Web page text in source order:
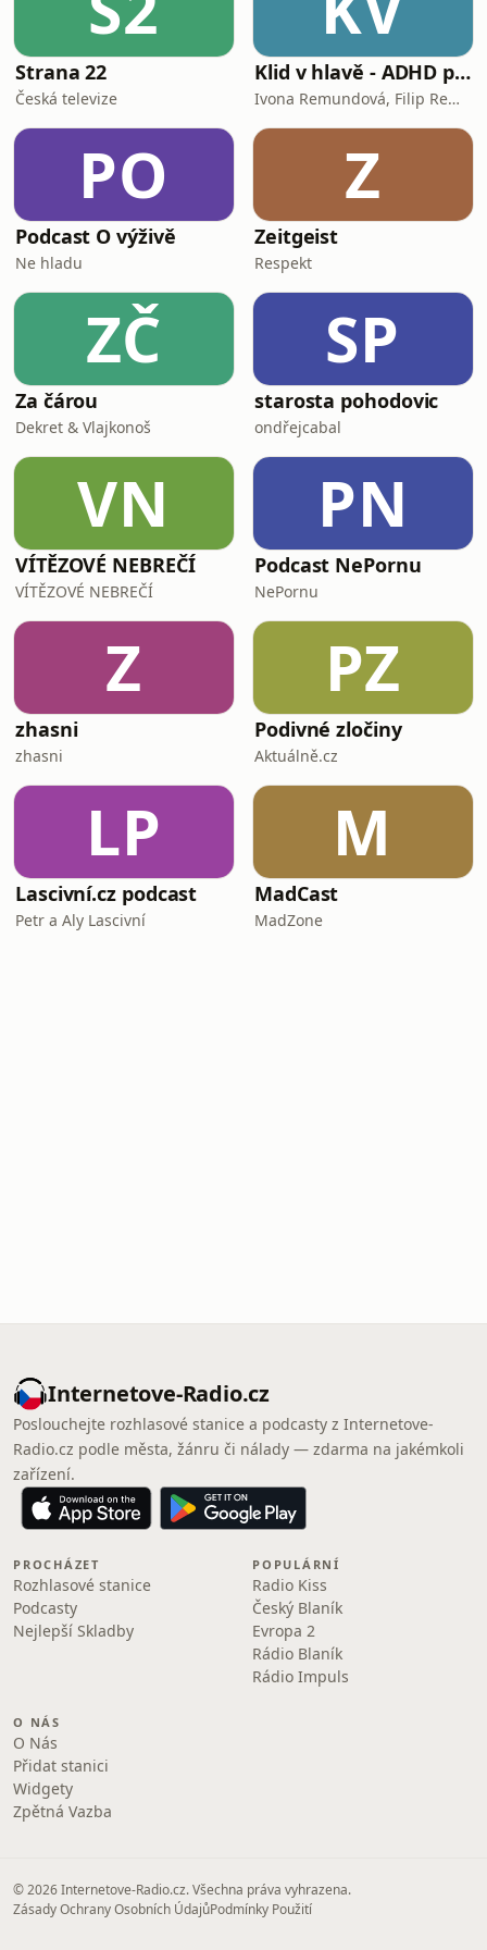
Strana 22
Česká televize
Klid v hlavě - ADHD podcast
Ivona Remundová, Filip Remunda
PO
Podcast O výživě
Ne hladu
Z
Zeitgeist
Respekt
ZČ
Za čárou
Dekret & Vlajkonoš
SP
starosta pohodovic
ondřejcabal
VN
VÍTĚZOVÉ NEBREČÍ
VÍTĚZOVÉ NEBREČÍ
PN
Podcast NePornu
NePornu
Z
zhasni
zhasni
PZ
Podivné zločiny
Aktuálně.cz
LP
Lascivní.cz podcast
Petr a Aly Lascivní
M
MadCast
MadZone
Internetove-Radio.cz
Poslouchejte rozhlasové stanice a podcasty z Internetove-
Radio.cz podle města, žánru či nálady — zdarma na jakémkoli
zařízení.
PROCHÁZET
Rozhlasové stanice
Podcasty
Nejlepší Skladby
POPULÁRNÍ
Radio Kiss
Český Blaník
Evropa 2
Rádio Blaník
Rádio Impuls
O NÁS
O Nás
Přidat stanici
Widgety
Zpětná Vazba
© 2026 Internetove-Radio.cz. Všechna práva vyhrazena.
Zásady Ochrany Osobních ÚdajůPodmínky Použití